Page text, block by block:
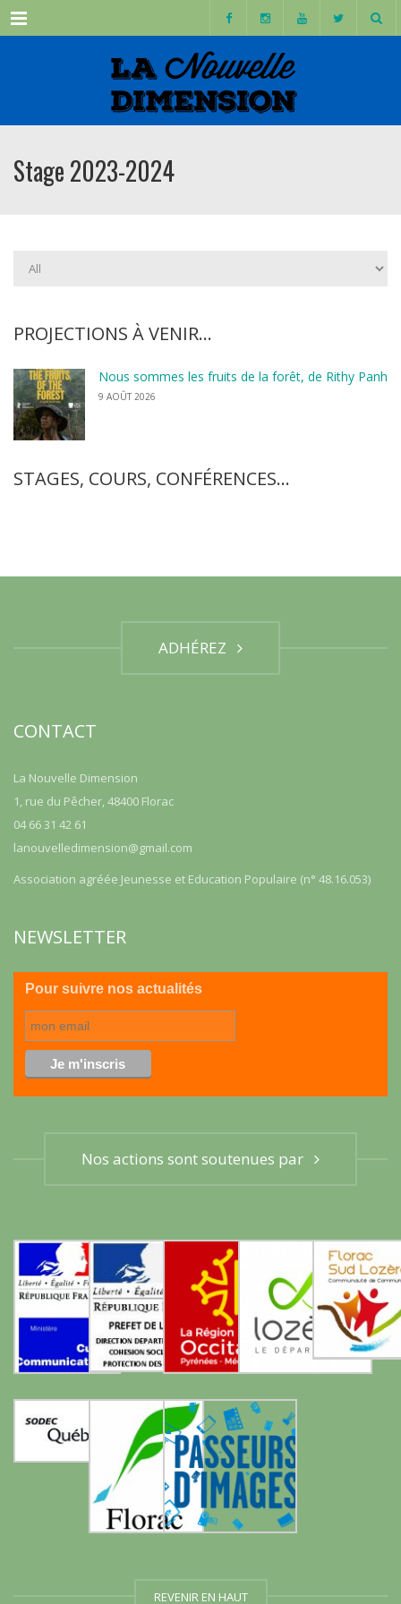
Menu
Stage 2023-2024
PROJECTIONS À VENIR…
Nous sommes les fruits de la forêt, de Rithy Panh
9 AOÛT 2026
STAGES, COURS, CONFÉRENCES…
ADHÉREZ
CONTACT
La Nouvelle Dimension
1, rue du Pêcher, 48400 Florac
04 66 31 42 61
lanouvelledimension@gmail.com
Association agréée Jeunesse et Education Populaire (n° 48.16.053)
NEWSLETTER
Pour suivre nos actualités
Nos actions sont soutenues par
REVENIR EN HAUT